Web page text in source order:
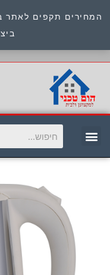
המחירים תקפים לאתר